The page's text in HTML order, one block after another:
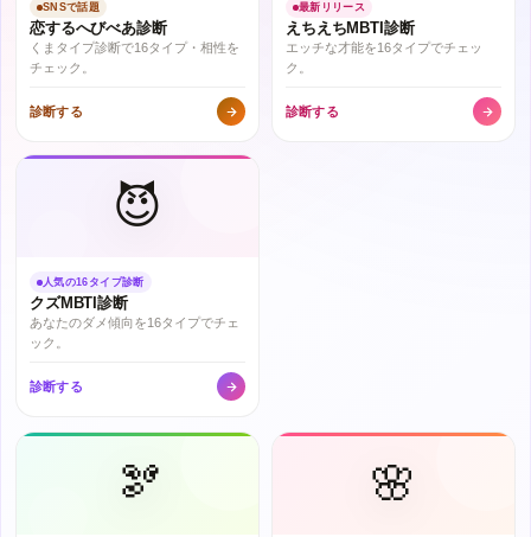
SNSで話題
恋するへびべあ診断
くまタイプ診断で16タイプ・相性を
チェック。
診断する
最新リリース
えちえちMBTI診断
エッチな才能を16タイプでチェッ
ク。
診断する
😈
人気の16タイプ診断
クズMBTI診断
あなたのダメ傾向を16タイプでチェ
ック。
診断する
🫘 🌸